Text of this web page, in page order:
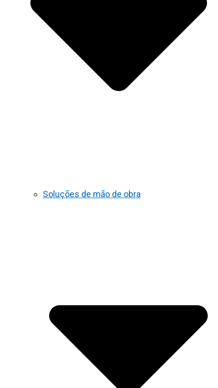
Soluções de mão de obra